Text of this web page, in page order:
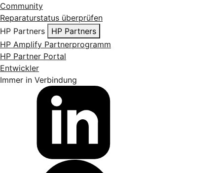
Community
Reparaturstatus überprüfen
HP Partners
HP Partners
HP Amplify Partnerprogramm
HP Partner Portal
Entwickler
Immer in Verbindung